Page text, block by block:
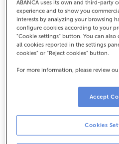
Como
Consulta todos os horarios
Xestións comerciais
8:15 a
cita previae
escollas
ABANCA uses its own and third-party
experience and to show you
interests by analyzing your browsing
configure cookies according to your
"Cookie settings" button. You can
all cookies reported in the settings
cookies" or "Reject cookies" button.
For more information, please review
Cookies
Accept